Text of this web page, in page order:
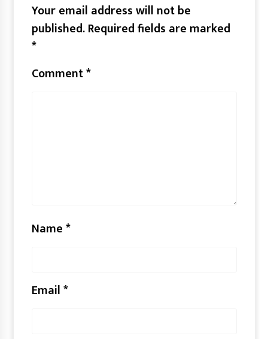
Your email address will not be
published.Required fields are marked
*
Comment*
Name*
Email*